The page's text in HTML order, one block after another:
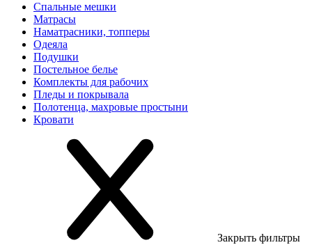
Спальные мешки
Матрасы
Наматрасники, топперы
Одеяла
Подушки
Постельное белье
Комплекты для рабочих
Пледы и покрывала
Полотенца, махровые простыни
Кровати
Закрыть фильтры